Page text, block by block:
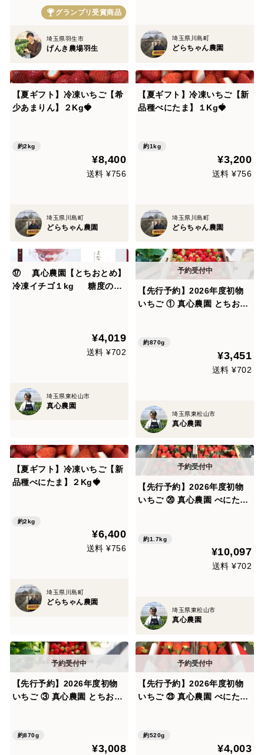
グランプリ受賞商品
埼玉県羽生市
げんき農場羽生
埼玉県川島町
どらちゃん農園
【夏ギフト】冷凍いちご【希
少あまりん】２Kg🍓
約2kg
¥8,400
送料 ¥756
埼玉県川島町
どらちゃん農園
【夏ギフト】冷凍いちご【新
品種べにたま】１Kg🍓
約1kg
¥3,200
送料 ¥756
埼玉県川島町
どらちゃん農園
⑰ 真心農園【とちおとめ】
冷凍イチゴ１kg 糖度の乗
ージーや削りイチゴもおスス
¥4,019
送料 ¥702
埼玉県東松山市
真心農園
【先行予約】2026年度初物
いちご ① 真心農園 とちおと
026年11月中旬～順次発送予
定 イチゴ！ TCTOBR1B
約870g
¥3,451
送料 ¥702
埼玉県東松山市
真心農園
【夏ギフト】冷凍いちご【新
品種べにたま】２Kg🍓
約2kg
¥6,400
送料 ¥756
埼玉県川島町
どらちゃん農園
【先行予約】2026年度初物
いちご ⑳ 真心農園 べにたま
年11月初旬～順次発送予定
イチゴ！TCBNBR2B
約1.7kg
¥10,097
送料 ¥702
埼玉県東松山市
真心農園
【先行予約】2026年度初物
いちご ③ 真心農園 とちおと
在）2026年11月中旬～順次
発送予定 イチゴ！ TCTOKY
約870g
¥3,008
【先行予約】2026年度初物
いちご ㉓ 真心農園 べにたま
026年11月初旬～順次発送予
定 イチゴ！TCBNAO2P
約520g
¥4,003